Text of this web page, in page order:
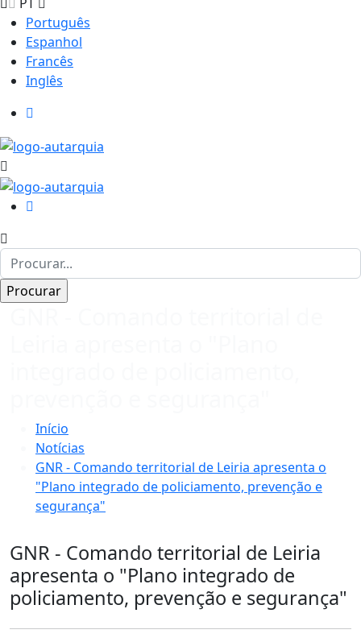
PT
Português
Espanhol
Francês
Inglês
Início
Notícias
GNR - Comando territorial de Leiria apresenta o
"Plano integrado de policiamento, prevenção e
segurança"
GNR - Comando territorial de Leiria
apresenta o "Plano integrado de
policiamento, prevenção e segurança"